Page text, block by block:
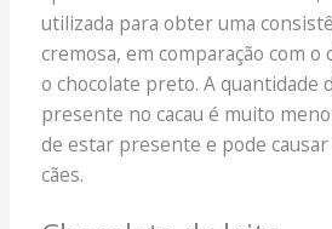
utilizada para obter uma
cremosa, em comparação com o
o chocolate preto. A quantidade
presente no cacau é muito
de estar presente e pode
cães.